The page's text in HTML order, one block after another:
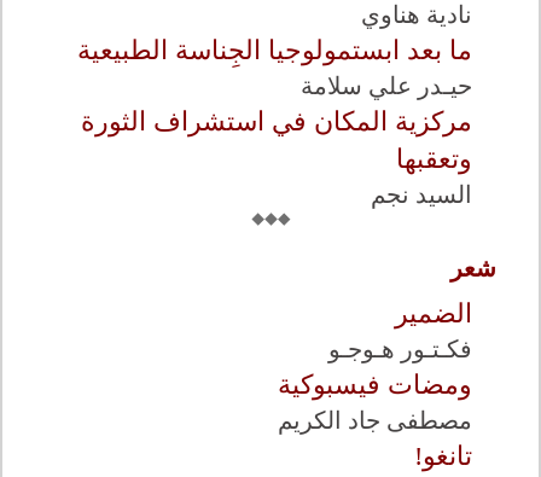
نادية هناوي
ما بعد ابستمولوجيا الجِناسة الطبيعية
حيـدر علي سلامة
مركزية المكان في استشراف الثورة
وتعقبها
السيد نجم
شعر
الضمير
فكـتـور هـوجـو
ومضات فيسبوكية
مصطفى جاد الكريم
تانغو!